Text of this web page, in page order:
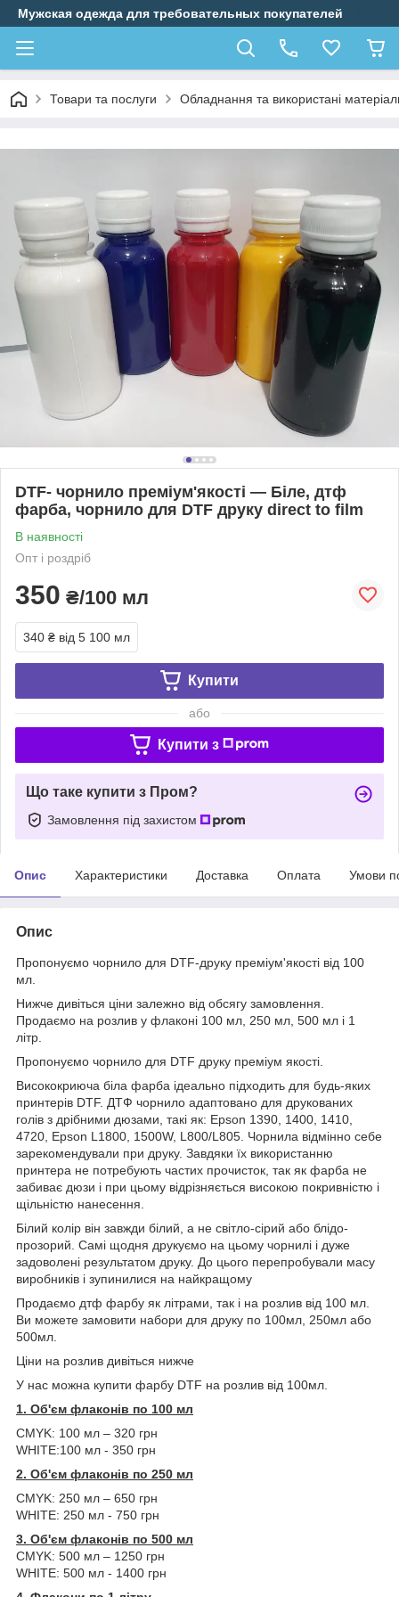
Мужская одежда для требовательных покупателей
Товари та послуги Обладнання та використані
DTF- чорнило преміум'якості — Біле, дтф
фарба, чорнило для DTF друку direct to film
В наявності
Опт і роздріб
350 ₴/100 мл
340 ₴ від 5 100 мл
Купити
або
Купити з
Що таке купити з Пром?
Замовлення під захистом
Опис Характеристики Доставка Оплата Умови
Опис
Пропонуємо чорнило для DTF-друку преміум'якості від 100
мл.
Нижче дивіться ціни залежно від обсягу замовлення.
Продаємо на розлив у флаконі 100 мл, 250 мл, 500 мл і 1
літр.
Пропонуємо чорнило для DTF друку преміум якості.
Висококриюча біла фарба ідеально підходить для будь-яких
принтерів DTF. ДТФ чорнило адаптовано для друкованих
голів з дрібними дюзами, такі як: Epson 1390, 1400, 1410,
4720, Epson L1800, 1500W, L800/L805. Чорнила відмінно себе
зарекомендували при друку. Завдяки їх використанню
принтера не потребують частих прочисток, так як фарба не
забиває дюзи і при цьому відрізняється високою покривністю і
щільністю нанесення.
Білий колір він завжди білий, а не світло-сірий або блідо-
прозорий. Самі щодня друкуємо на цьому чорнилі і дуже
задоволені результатом друку. До цього перепробували масу
виробників і зупинилися на найкращому
Продаємо дтф фарбу як літрами, так і на розлив від 100 мл.
Ви можете замовити набори для друку по 100мл, 250мл або
500мл.
Ціни на розлив дивіться нижче
У нас можна купити фарбу DTF на розлив від 100мл.
1. Об'єм флаконів по 100 мл
CMYK: 100 мл – 320 грн
WHITE:100 мл - 350 грн
2. Об'єм флаконів по 250 мл
CMYK: 250 мл – 650 грн
WHITE: 250 мл - 750 грн
3. Об'єм флаконів по 500 мл
CMYK: 500 мл – 1250 грн
WHITE: 500 мл - 1400 грн